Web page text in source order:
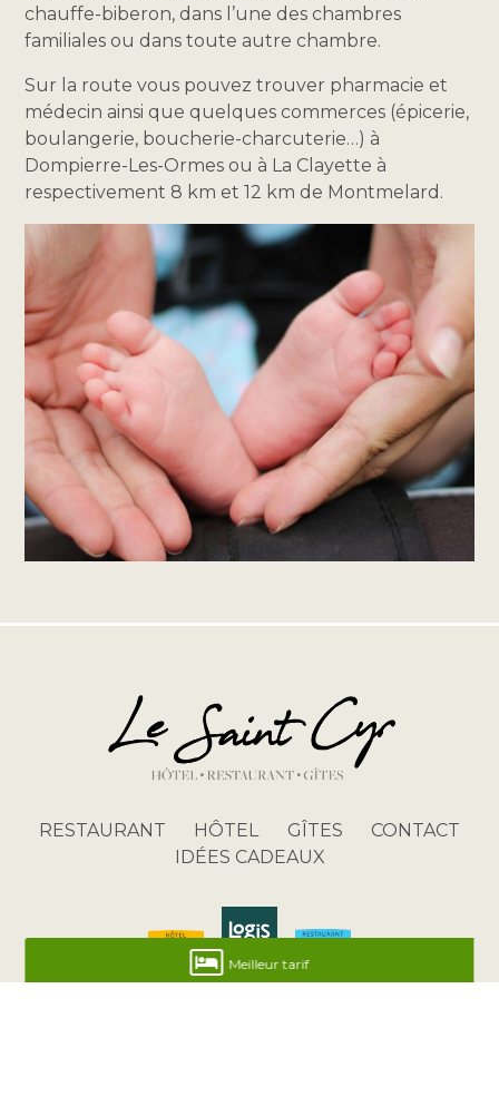
chauffe-biberon, dans l’une des chambres
familiales ou dans toute autre chambre.
Sur la route vous pouvez trouver pharmacie et
médecin ainsi que quelques commerces (épicerie,
boulangerie, boucherie-charcuterie…) à
Dompierre-Les-Ormes ou à La Clayette à
respectivement 8 km et 12 km de Montmelard.
RESTAURANT HÔTEL GÎTES
CONTACT
IDÉES CADEAUX
Meilleur tarif